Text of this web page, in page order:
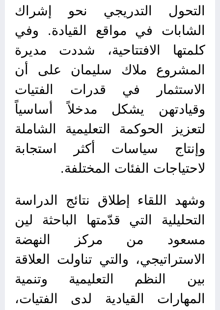
التحول التدريجي نحو إشراك
الشابات في مواقع القيادة. وفي
كلمتها الافتتاحية، شددت مديرة
المشروع ملاك سليمان على أن
الاستثمار في قدرات الفتيات
وقيادتهن يشكل مدخلاً أساسياً
لتعزيز الحوكمة التعليمية الشاملة
وإنتاج سياسات أكثر استجابة
لاحتياجات الفئات المختلفة.
وشهد اللقاء إطلاق نتائج الدراسة
التحليلية التي قدّمتها الباحثة لين
مسعود من مركز النهضة
الاستراتيجي، والتي تناولت العلاقة
بين النظم التعليمية وتنمية
المهارات القيادية لدى الفتيات،